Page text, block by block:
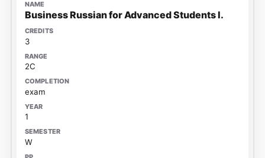
Business Russian for Advanced Students I.
3
2C
exam
1
W